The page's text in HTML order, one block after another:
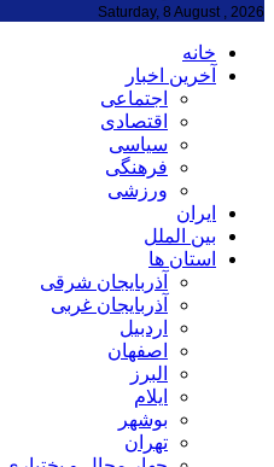
Saturday, 8 August , 2026
خانه
آخرین اخبار
اجتماعی
اقتصادی
سیاسی
فرهنگی
ورزشی
ایران
بین الملل
استان ها
آذربایجان شرقی
آذربایجان غربی
اردبیل
اصفهان
البرز
ایلام
بوشهر
تهران